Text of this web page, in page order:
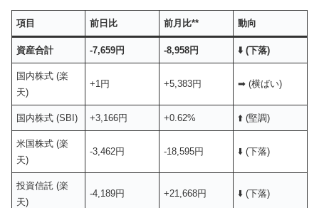
項目 前日比 前月比** 動向
資産合計 -7,659円 -8,958円 ⬇️ (下落)
国内株式 (楽
天)
+1円 +5,383円 ➡︎ (横ばい)
国内株式 (SBI) +3,166円 +0.62% ⬆️ (堅調)
米国株式 (楽
天)
-3,462円 -18,595円 ⬇️ (下落)
投資信託 (楽
天)
-4,189円 +21,668円 ⬇️ (下落)